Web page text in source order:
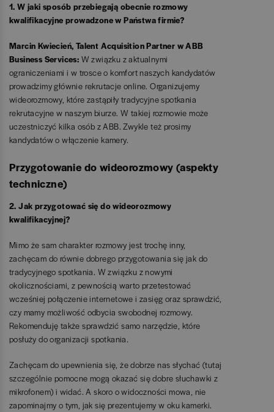
1. W jaki sposób przebiegają obecnie rozmowy
kwalifikacyjne prowadzone w Państwa firmie?
Marcin Kwiecień, Talent Acquisition Partner w ABB
Business Services: W związku z aktualnymi
ograniczeniami i w trosce o komfort naszych kandydatów
prowadzimy głównie rekrutacje online. Organizujemy
wideorozmowy, które zastąpiły tradycyjne spotkania
rekrutacyjne w naszym biurze. W takiej rozmowie może
uczestniczyć kilka osób z ABB. Zwykle też prosimy
kandydatów o włączenie kamery.
Przygotowanie do wideorozmowy (aspekty
techniczne)
2. Jak przygotować się do wideorozmowy
kwalifikacyjnej?
Mimo że sam charakter rozmowy jest trochę inny,
zachęcam do równie dobrego przygotowania się jak do
tradycyjnego spotkania. W związku z nowymi
okolicznościami, z pewnością warto przetestować
wcześniej połączenie internetowe i zasięg oraz sprawdzić,
czy mamy możliwość odbycia swobodnej rozmowy.
Rekomenduję także sprawdzić samo narzędzie, które
posłuży do organizacji spotkania.
Zachęcam do upewnienia się, że dobrze nas słychać (tutaj
szczególnie pomocne mogą okazać się dobre słuchawki z
mikrofonem) i widać. A skoro o widoczności mowa, nie
zapominajmy o tym, jak się prezentujemy w oku kamerki.